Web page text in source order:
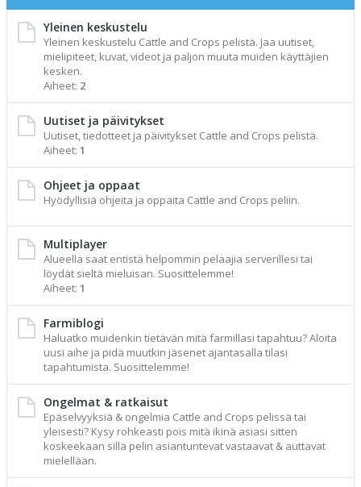
Yleinen keskustelu
Yleinen keskustelu Cattle and Crops pelistä. Jaa uutiset,
mielipiteet, kuvat, videot ja paljon muuta muiden käyttäjien
kesken.
Aiheet: 2
Uutiset ja päivitykset
Uutiset, tiedotteet ja päivitykset Cattle and Crops pelistä.
Aiheet: 1
Ohjeet ja oppaat
Hyödyllisiä ohjeita ja oppaita Cattle and Crops peliin.
Multiplayer
Alueella saat entistä helpommin pelaajia serverillesi tai
löydät sieltä mieluisan. Suosittelemme!
Aiheet: 1
Farmiblogi
Haluatko muidenkin tietävän mitä farmillasi tapahtuu? Aloita
uusi aihe ja pidä muutkin jäsenet ajantasalla tilasi
tapahtumista. Suosittelemme!
Ongelmat & ratkaisut
Epäselvyyksiä & ongelmia Cattle and Crops pelissä tai
yleisesti? Kysy rohkeasti pois mitä ikinä asiasi sitten
koskeekaan sillä pelin asiantuntevat vastaavat & auttavat
mielellään.